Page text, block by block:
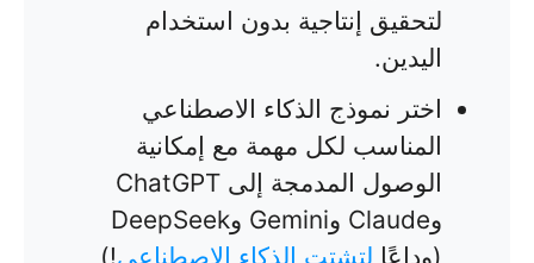
لتحقيق إنتاجية بدون استخدام
اليدين.
اختر نموذج الذكاء الاصطناعي
المناسب لكل مهمة مع إمكانية
الوصول المدمجة إلى ChatGPT
وClaude وGemini وDeepSeek
(وداعًا لتشتت الذكاء الاصطناعي!)